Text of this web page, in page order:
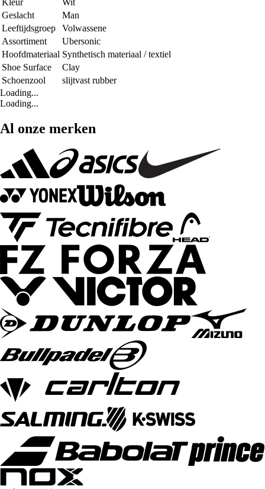
Kleur
Wit
Geslacht
Man
Leeftijdsgroep
Volwassene
Assortiment
Ubersonic
Hoofdmateriaal Synthetisch materiaal / textiel
Shoe Surface
Clay
Schoenzool
slijtvast rubber
Loading...
Loading...
Al onze merken